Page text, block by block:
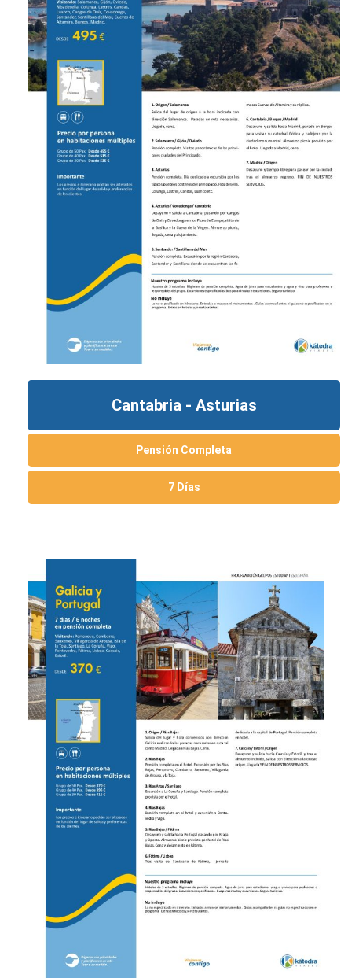
Cantabria - Asturias
Pensión Completa
7 Días